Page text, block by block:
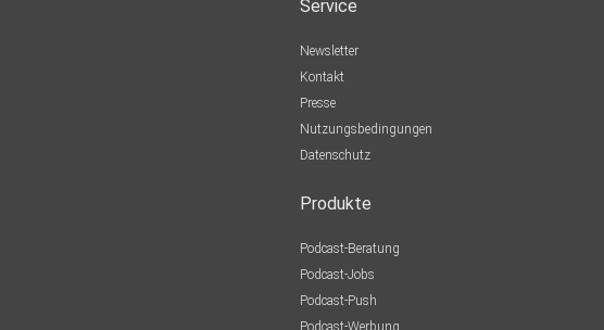
Service
Newsletter
Kontakt
Presse
Nutzungsbedingungen
Datenschutz
Produkte
Podcast-Beratung
Podcast-Jobs
Podcast-Push
Podcast-Werbung